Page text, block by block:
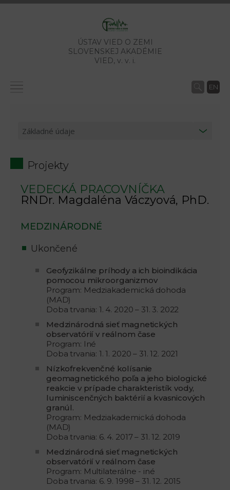
ÚSTAV VIED O ZEMI
SLOVENSKEJ AKADÉMIE
VIED, v. v. i.
EN
Projekty
VEDECKÁ PRACOVNÍČKA
RNDr. Magdaléna Váczyová, PhD.
MEDZINÁRODNÉ
Ukončené
Geofyzikálne príhody a ich bioindikácia
pomocou mikroorganizmov
Program: Medziakademická dohoda
(MAD)
Doba trvania: 1. 4. 2020 – 31. 3. 2022
Medzinárodná sieť magnetických
observatórií v reálnom čase
Program: Iné
Doba trvania: 1. 1. 2020 – 31. 12. 2021
Nízkofrekvenčné kolísanie
geomagnetického poľa a jeho biologické
reakcie v prípade charakteristík vody,
luminiscenčných baktérií a kvasnicových
granúl.
Program: Medziakademická dohoda
(MAD)
Doba trvania: 6. 4. 2017 – 31. 12. 2019
Medzinárodná sieť magnetických
observatórií v reálnom čase
Program: Multilaterálne - iné
Doba trvania: 6. 9. 1998 – 31. 12. 2015